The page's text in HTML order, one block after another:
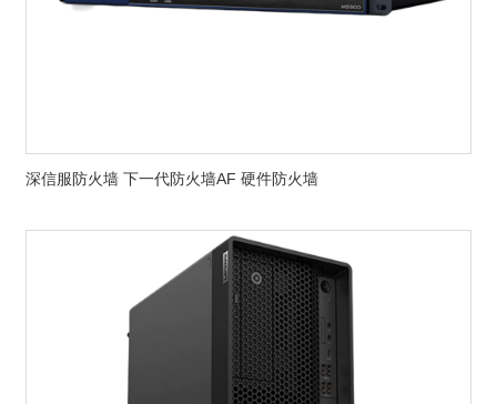
深信服防火墙 下一代防火墙AF 硬件防火墙